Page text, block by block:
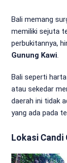
Bali memang
memiliki sejuta
perbukitannya,
Gunung Kawi.
Bali seperti
atau sekedar
daerah ini tidak
yang ada pada
Lokasi Candi